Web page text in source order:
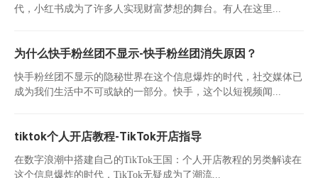
代，小红书成为了许多人实现财富梦想的舞台。有人在这里...
为什么快手粉丝团不显示-快手粉丝团消失原因？
快手粉丝团不显示的隐秘世界在这个信息爆炸的时代，社交媒体已
成为我们生活中不可或缺的一部分。快手，这个以短视频闻...
tiktok个人开店教程-TikTok开店指导
在数字浪潮中搭建自己的TikTok王国：个人开店教程的另类解读在
这个信息爆炸的时代，TikTok无疑成为了潮流...